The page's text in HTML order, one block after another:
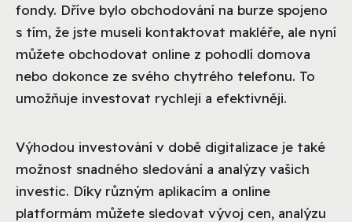
fondy. Dříve bylo obchodování na burze spojeno
s tím, že jste museli kontaktovat makléře, ale nyní
můžete obchodovat online z pohodlí domova
nebo dokonce ze svého chytrého telefonu. To
umožňuje investovat rychleji a efektivněji.
Výhodou investování v době digitalizace je také
možnost snadného sledování a analýzy vašich
investic. Díky různým aplikacím a online
platformám můžete sledovat vývoj cen, analýzu